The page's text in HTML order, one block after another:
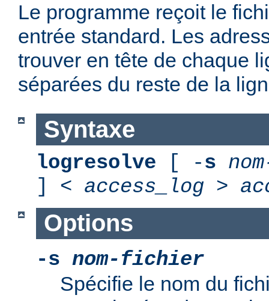
Le programme reçoit le
entrée standard. Les
trouver en tête de chaque
séparées du reste de la
Syntaxe
logresolve [ -s
] < access_log >
Options
-s nom-fichier
Spécifie le nom du